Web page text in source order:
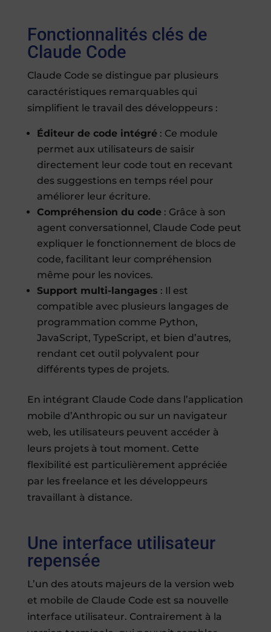
Fonctionnalités clés de
Claude Code
Claude Code se distingue par plusieurs
caractéristiques remarquables qui
simplifient le travail des développeurs :
Éditeur de code intégré: Ce module
permet aux utilisateurs de saisir
directement leur code tout en recevant
des suggestions en temps réel pour
améliorer leur écriture.
Compréhension du code: Grâce à son
agent conversationnel, Claude Code peut
expliquer le fonctionnement de blocs de
code, facilitant leur compréhension
même pour les novices.
Support multi-langages : Il est
compatible avec plusieurs langages de
programmation comme Python,
JavaScript, TypeScript, et bien d’autres,
rendant cet outil polyvalent pour
différents types de projets.
En intégrant Claude Code dans l’application
mobile d’Anthropic ou sur un navigateur
web, les utilisateurs peuvent accéder à
leurs projets à tout moment. Cette
flexibilité est particulièrement appréciée
par les freelance et les développeurs
travaillant à distance.
Une interface utilisateur
repensée
L’un des atouts majeurs de la version web
et mobile de Claude Code est sa nouvelle
interface utilisateur. Contrairement à la